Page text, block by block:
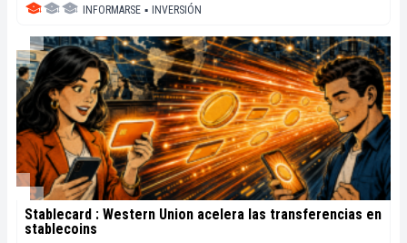
INFORMARSE ▪ INVERSIÓN
Stablecard : Western Union acelera las transferencias en
stablecoins